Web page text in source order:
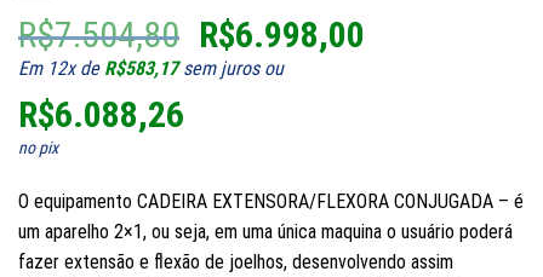
R$7.504,80 O
preço
R$6.998,00
Em 12x de R$583,17sem juros ou
R$6.088,26
no pix
O equipamento CADEIRA EXTENSORA/FLEXORA CONJUGADA – é
um aparelho 2×1, ou seja, em uma única maquina o usuário poderá
fazer extensão e flexão de joelhos, desenvolvendo assim